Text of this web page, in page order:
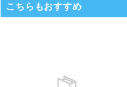
こちらもおすすめ